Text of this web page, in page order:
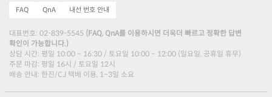
FAQ QnA 내선 번호 안내
대표번호: 02-839-5545 (FAQ, QnA를 이용하시면 더욱더 빠르고 정확한 답변
확인이 가능합니다.)
상담 시간: 평일 10:00 ~ 16:30 / 토요일 10:00 ~ 12:00 (일요일, 공휴일 휴무)
주문 마감: 평일 16시 / 토요일 12시
배송 안내: 한진/CJ 택배 이용, 1~3일 소요